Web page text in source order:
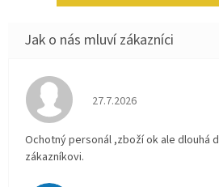
Hodnocení obchodu je 4 z
27.7.2026
Ochotný personál ,zboží ok ale dlouhá
zákazníkovi.